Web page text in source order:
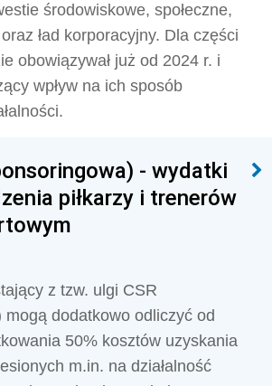
środowiskowe, społeczne,
ład korporacyjny. Dla części
obowiązywał już od 2024 r. i
wpływ na ich sposób
- wydatki
piłkarzy i trenerów
z tzw. ulgi CSR
mogą dodatkowo odliczyć od
50% kosztów uzyskania
m.in. na działalność